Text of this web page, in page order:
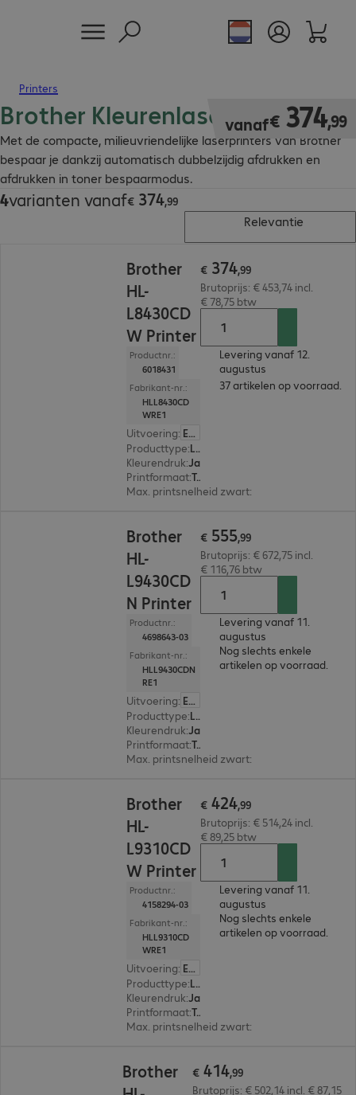
Printers
Brother Kleurenlaserprinter
Met de compacte, milieuvriendelijke laserprinters van Brother
bespaar je dankzij automatisch dubbelzijdig afdrukken en
afdrukken in toner bespaarmodus.
vanaf€ 374,99
€ 374,99
4varianten vanaf€ 374,99
€ 374,99
Relevantie
Brother
HL-
L8430CD
W Printer
Productnr.:
6018431
Fabrikant-nr.:
HLL8430CD
WRE1
Uitvoering: Europa
Producttype: Laser printer
Kleurendruk:Ja
Printformaat: Tot max. A4
Max. printsnelheid zwart:
€ 374,99
Brutoprijs: € 453,74 incl.
€ 78,75 btw
Levering vanaf 12.
augustus
37 artikelen op voorraad.
Brother
HL-
L9430CD
N Printer
Productnr.:
4698643-03
Fabrikant-nr.:
HLL9430CDN
RE1
Uitvoering: Europa
Producttype: Laser printer
Kleurendruk:Ja
Printformaat: Tot max. A4
Max. printsnelheid zwart:
€ 555,99
Brutoprijs: € 672,75 incl.
€ 116,76 btw
Levering vanaf 11.
augustus
Nog slechts enkele
artikelen op voorraad.
Brother
HL-
L9310CD
W Printer
Productnr.:
4158294-03
Fabrikant-nr.:
HLL9310CD
WRE1
Uitvoering: Europa
Producttype: Laser printer
Kleurendruk:Ja
Printformaat: Tot max. A4
Max. printsnelheid zwart:
€ 424,99
Brutoprijs: € 514,24 incl.
€ 89,25 btw
Levering vanaf 11.
augustus
Nog slechts enkele
artikelen op voorraad.
Brother
€ 414,99
Brutoprijs: € 502,14 incl. € 87,15